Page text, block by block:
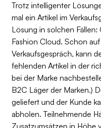
Trotz intelligenter
mal ein Artikel im
Lösung in solchen Fällen:
Fashion Cloud. Schon
Verkaufsgespräch, kann
fehlenden Artikel in der
bei der Marke
B2C Läger der Marken.)
geliefert und der Kunde
abholen. Teilnehmende